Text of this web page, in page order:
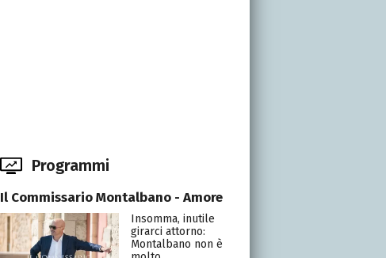
Programmi
Il Commissario Montalbano - Amore
Insomma, inutile
girarci attorno:
Montalbano non è